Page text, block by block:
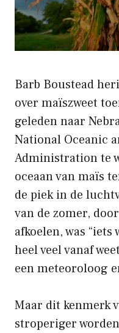
Barb Boustead
over maïszweet
geleden naar
National Oceanic
Administration te
oceaan van maïs
de piek in de
van de zomer,
afkoelen, was
heel veel vanaf
een meteoroloog
Maar dit kenmerk
stroperiger